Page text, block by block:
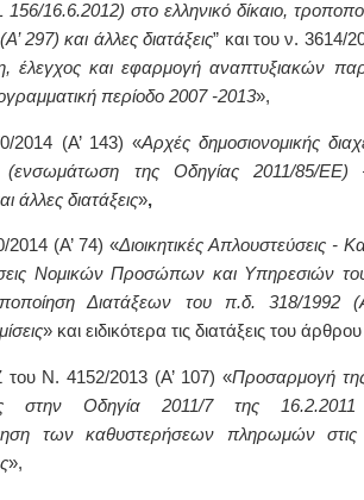
16.6.2012) στο ελληνικό δίκαιο,
297) και άλλες διατάξεις” και του ν. 3614/
έλεγχος και εφαρμογή αναπτυξιακών
περίοδο 2007 -2013»,
2014 (Α’ 143) «Αρχές δημοσιονομικής
(ενσωμάτωση της Οδηγίας 2011/85/ΕΕ)
άλλες διατάξεις»,
2014 (Α’ 74) «Διοικητικές Απλουστεύσεις -
Νομικών Προσώπων και Υπηρεσιών
Διατάξεων του π.δ. 318/1992
» και ειδικότερα τις διατάξεις του
Ν. 4152/2013 (Α’ 107) «Προσαρμογή
στην Οδηγία 2011/7 της
των καθυστερήσεων πληρωμών στις
»,